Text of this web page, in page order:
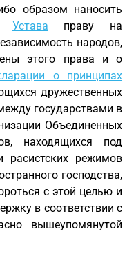
образом наносить
Устава праву на
народов,
этого права и о
о принципах
дружественных
государствами в
Объединенных
находящихся под
расистских режимов
господства,
с этой целью и
в соответствии с
вышеупомянутой